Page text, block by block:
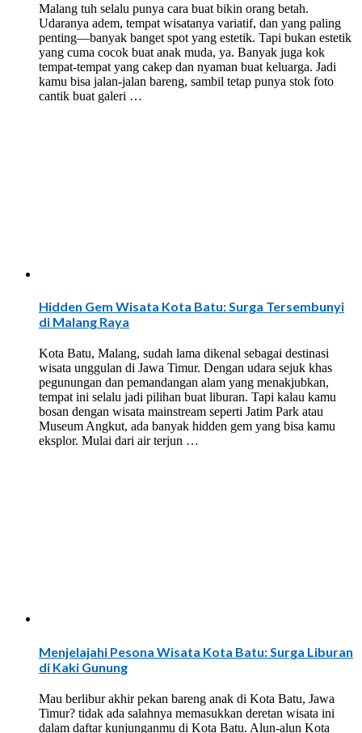
Malang tuh selalu punya cara buat bikin orang betah.
Udaranya adem, tempat wisatanya variatif, dan yang paling
penting—banyak banget spot yang estetik. Tapi bukan estetik
yang cuma cocok buat anak muda, ya. Banyak juga kok
tempat-tempat yang cakep dan nyaman buat keluarga. Jadi
kamu bisa jalan-jalan bareng, sambil tetap punya stok foto
cantik buat galeri …
Hidden Gem Wisata Kota Batu: Surga Tersembunyi
di Malang Raya
Kota Batu, Malang, sudah lama dikenal sebagai destinasi
wisata unggulan di Jawa Timur. Dengan udara sejuk khas
pegunungan dan pemandangan alam yang menakjubkan,
tempat ini selalu jadi pilihan buat liburan. Tapi kalau kamu
bosan dengan wisata mainstream seperti Jatim Park atau
Museum Angkut, ada banyak hidden gem yang bisa kamu
eksplor. Mulai dari air terjun …
Menjelajahi Pesona Wisata Kota Batu: Surga Liburan
di Kaki Gunung
Mau berlibur akhir pekan bareng anak di Kota Batu, Jawa
Timur? tidak ada salahnya memasukkan deretan wisata ini
dalam daftar kunjunganmu di Kota Batu. Alun-alun Kota